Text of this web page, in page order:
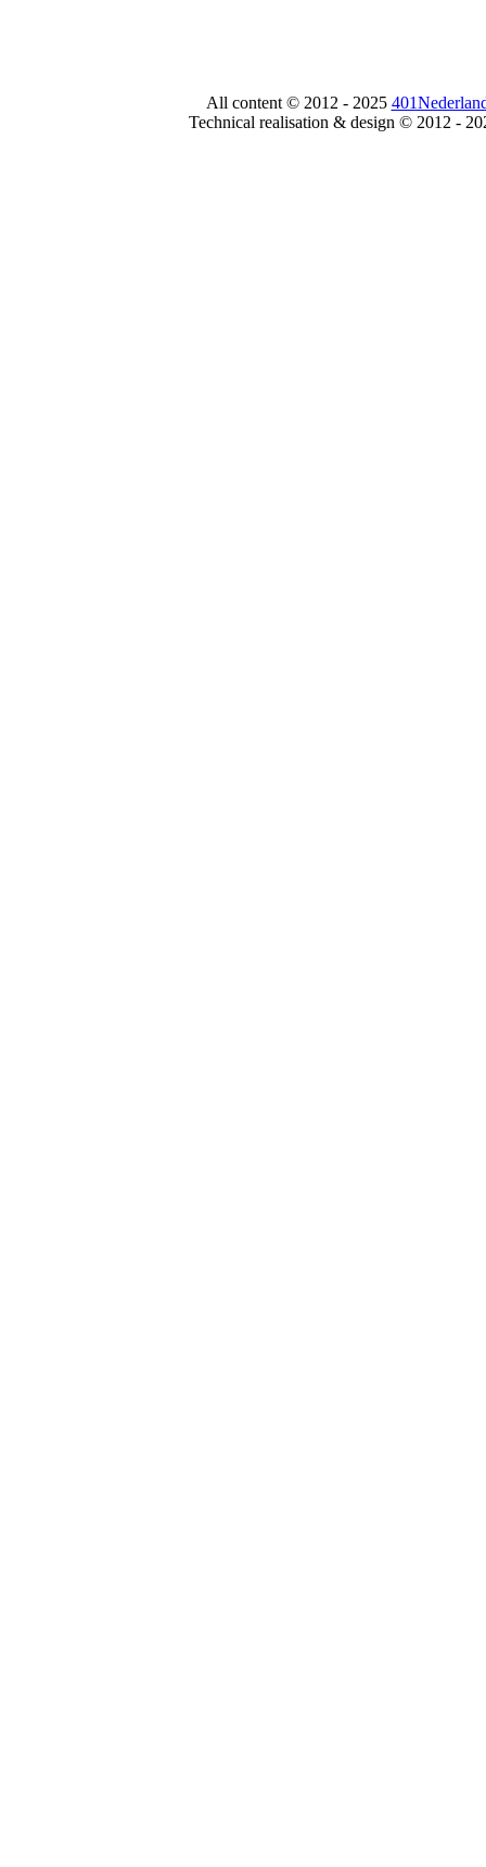
All content © 2012 - 2025
Technical realisation & design © 2012 -